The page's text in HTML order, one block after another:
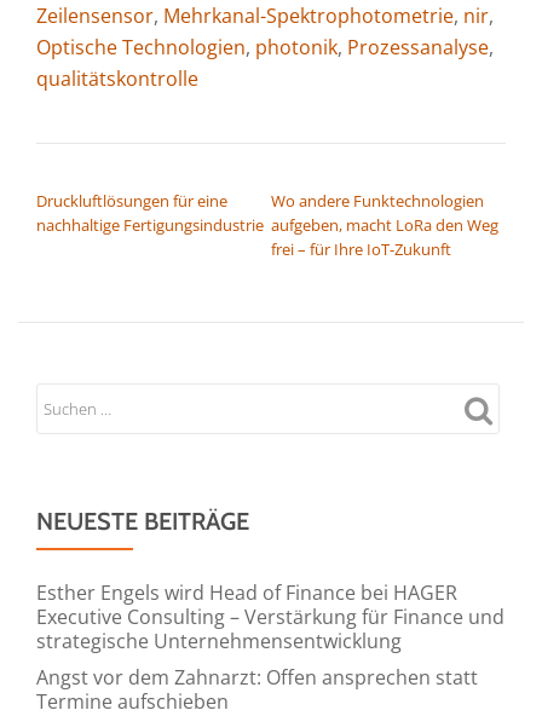
Zeilensensor, Mehrkanal-Spektrophotometrie, nir,
Optische Technologien, photonik, Prozessanalyse,
qualitätskontrolle
Druckluftlösungen für eine
nachhaltige Fertigungsindustrie
​Wo andere Funktechnologien
aufgeben, macht LoRa den Weg
frei – für Ihre IoT-Zukunft
NEUESTE BEITRÄGE
Esther Engels wird Head of Finance bei HAGER
Executive Consulting – Verstärkung für Finance und
strategische Unternehmensentwicklung
Angst vor dem Zahnarzt: Offen ansprechen statt
Termine aufschieben